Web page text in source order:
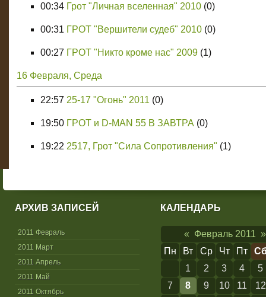
00:34 Грот "Личная вселенная" 2010 (0)
00:31 ГРОТ "Вершители судеб" 2010 (0)
00:27 ГРОТ "Никто кроме нас" 2009 (1)
16 Февраля, Среда
22:57 25-17 "Огонь" 2011 (0)
19:50 ГРОТ и D-MAN 55 В ЗАВТРА (0)
19:22 2517, Грот "Сила Сопротивления" (1)
АРХИВ ЗАПИСЕЙ
2011 Февраль
2011 Март
2011 Апрель
2011 Май
2011 Октябрь
КАЛЕНДАРЬ
« Февраль 2011 »
Пн
Вт Ср Чт Пт
1
2 3 4
5
7
8 9 10 11
12